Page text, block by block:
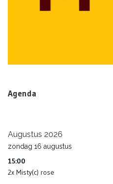
Agenda
Augustus 2026
zondag 16 augustus
15:00
2x Misty(c) rose